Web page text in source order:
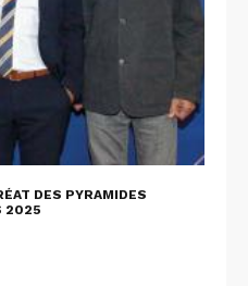
DES PYRAMIDES
2025